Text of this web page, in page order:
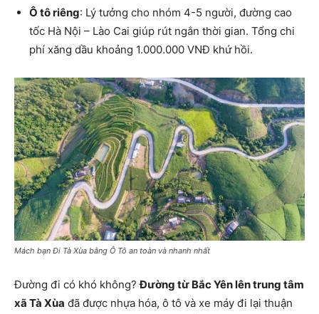
Ô tô riêng: Lý tưởng cho nhóm 4-5 người, đường cao
tốc Hà Nội – Lào Cai giúp rút ngắn thời gian. Tổng chi
phí xăng dầu khoảng 1.000.000 VNĐ khứ hồi.
Mách bạn Đi Tà Xùa bằng Ô Tô an toàn và nhanh nhất
Đường đi có khó không?Đường từ Bắc Yên lên trung tâm
xã Tà Xùa đã được nhựa hóa, ô tô và xe máy đi lại thuận